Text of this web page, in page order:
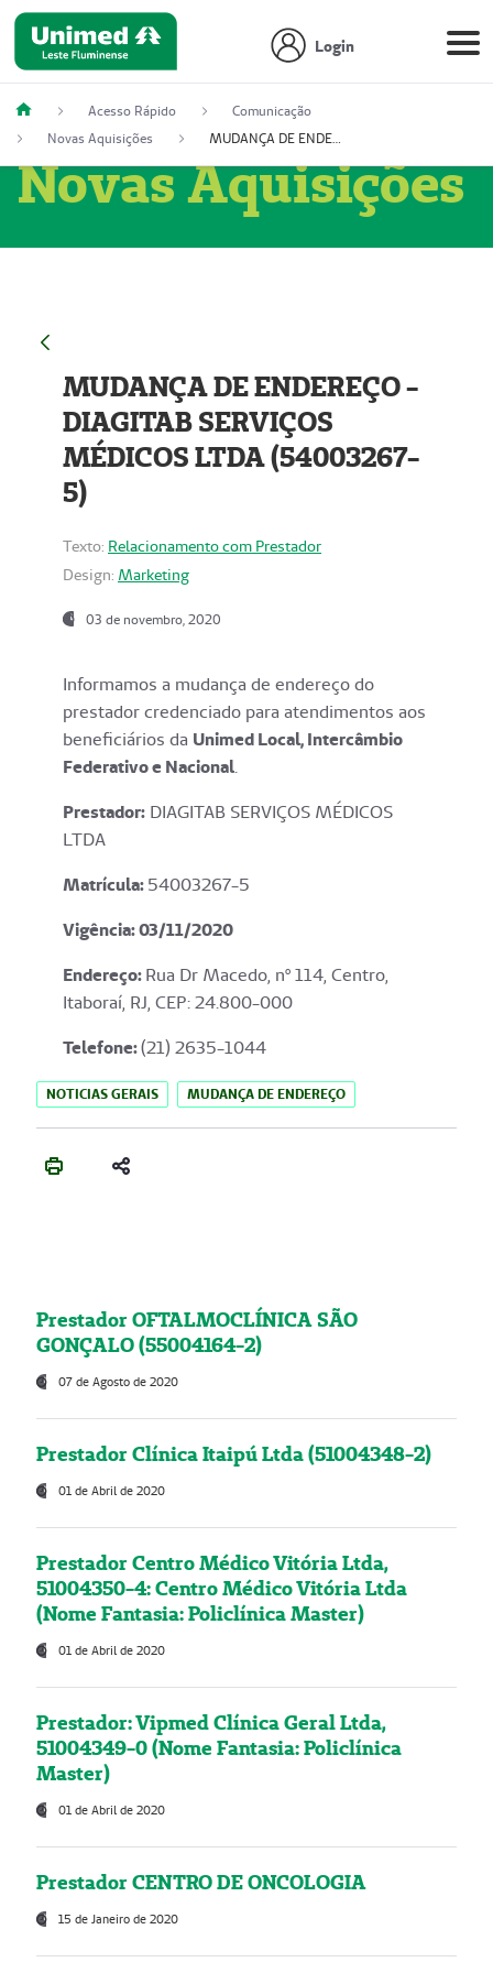
Login
Acesso Rápido
Comunicação
Novas Aquisições
MUDANÇA DE ENDEREÇO - DIAGITAB SERVIÇOS MÉDICOS LTDA (54003267-5)
Novas Aquisições
MUDANÇA DE ENDEREÇO -
DIAGITAB SERVIÇOS
MÉDICOS LTDA (54003267-
5)
Texto: Relacionamento com Prestador
Design: Marketing
03 de novembro, 2020
Informamos a mudança de endereço do
prestador credenciado para atendimentos aos
beneficiários da Unimed Local, Intercâmbio
Federativo e Nacional.
Prestador: DIAGITAB SERVIÇOS MÉDICOS
LTDA
Matrícula:54003267-5
Vigência: 03/11/2020
Endereço:Rua Dr Macedo, nº 114, Centro,
Itaboraí, RJ, CEP: 24.800-000
Telefone:(21) 2635-1044
NOTICIAS GERAIS MUDANÇA DE ENDEREÇO
Prestador OFTALMOCLÍNICA SÃO
GONÇALO (55004164-2)
07 de Agosto de 2020
Prestador Clínica Itaipú Ltda (51004348-2)
01 de Abril de 2020
Prestador Centro Médico Vitória Ltda,
51004350-4: Centro Médico Vitória Ltda
(Nome Fantasia: Policlínica Master)
01 de Abril de 2020
Prestador: Vipmed Clínica Geral Ltda,
51004349-0 (Nome Fantasia: Policlínica
Master)
01 de Abril de 2020
Prestador CENTRO DE ONCOLOGIA
15 de Janeiro de 2020